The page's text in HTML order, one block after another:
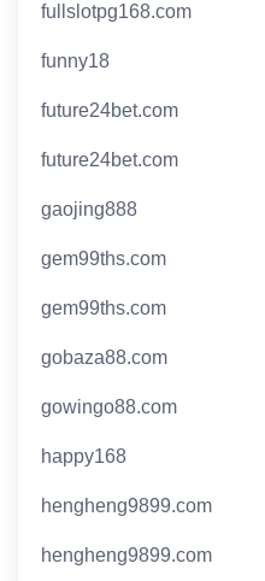
fullslotpg168.com
funny18
future24bet.com
future24bet.com
gaojing888
gem99ths.com
gem99ths.com
gobaza88.com
gowingo88.com
happy168
hengheng9899.com
hengheng9899.com